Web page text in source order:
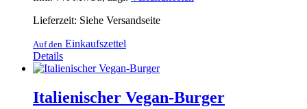
Lieferzeit: Siehe Versandseite
Auf den Einkaufszettel
Details
Italienischer Vegan-Burger